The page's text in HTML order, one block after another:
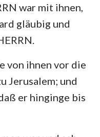
war mit ihnen,
gläubig und
von ihnen vor die
Jerusalem; und
er hinginge bis